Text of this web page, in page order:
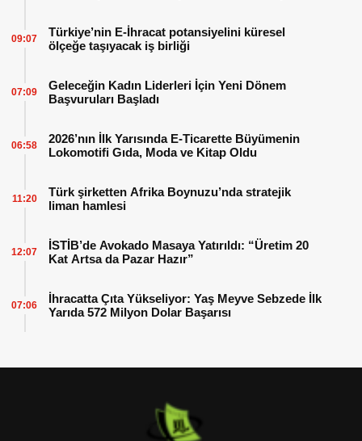
Türkiye’nin E-İhracat potansiyelini küresel
ölçeğe taşıyacak iş birliği
09:07
Geleceğin Kadın Liderleri İçin Yeni Dönem
Başvuruları Başladı
07:09
2026’nın İlk Yarısında E-Ticarette Büyümenin
Lokomotifi Gıda, Moda ve Kitap Oldu
06:58
Türk şirketten Afrika Boynuzu’nda stratejik
liman hamlesi
11:20
İSTİB’de Avokado Masaya Yatırıldı: “Üretim 20
Kat Artsa da Pazar Hazır”
12:07
İhracatta Çıta Yükseliyor: Yaş Meyve Sebzede İlk
Yarıda 572 Milyon Dolar Başarısı
07:06